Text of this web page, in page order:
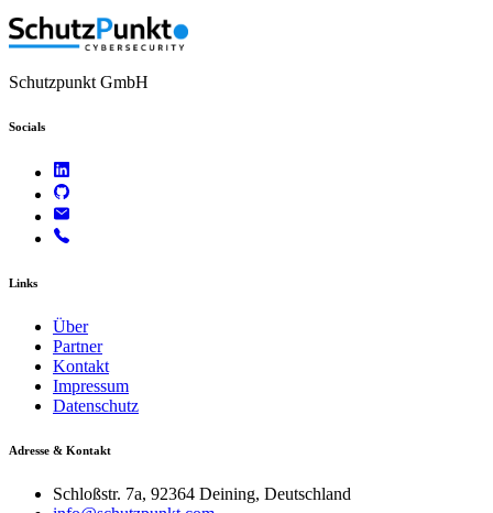
Schutzpunkt GmbH
Socials
Links
Über
Partner
Kontakt
Impressum
Datenschutz
Adresse & Kontakt
Schloßstr. 7a, 92364 Deining, Deutschland